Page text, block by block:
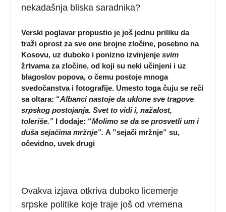
nekadašnja bliska saradnika?
Verski poglavar propustio je još jednu priliku da
traži oprost za sve one brojne zločine, posebno na
Kosovu, uz duboko i ponizno izvinjenjesvim
žrtvama za zločine, od koji su neki učinjeni i uz
blagoslov popova, o čemu postoje mnoga
svedočanstva i fotografije. Umesto toga čuju se reči
sa oltara: “Albanci nastoje da uklone sve tragove
srpskog postojanja. Svet to vidi i, nažalost,
toleriše.” I dodaje: “Molimo se da se prosvetli um i
duša sejačima mržnje”.A ”sejači mržnje” su,
očevidno, uvek drugi
Ovakva izjava otkriva duboko licemerje
srpske politike koje traje još od vremena